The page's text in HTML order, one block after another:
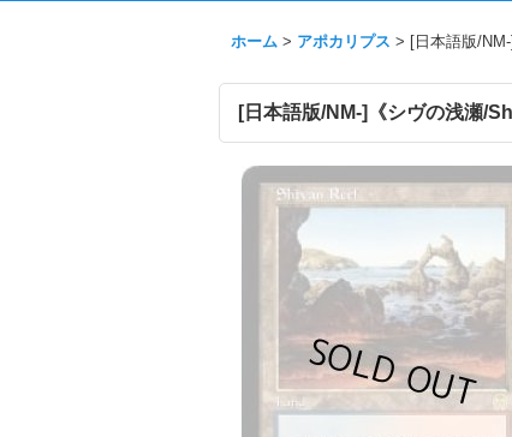
ホーム > アポカリプス > [日本語版/
[日本語版/NM-]《シヴの浅瀬/